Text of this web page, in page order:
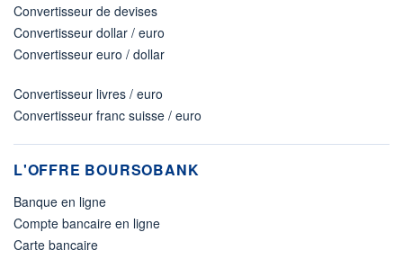
Convertisseur de devises
Convertisseur dollar / euro
Convertisseur euro / dollar
Convertisseur livres / euro
Convertisseur franc suisse / euro
L'OFFRE BOURSOBANK
Banque en ligne
Compte bancaire en ligne
Carte bancaire